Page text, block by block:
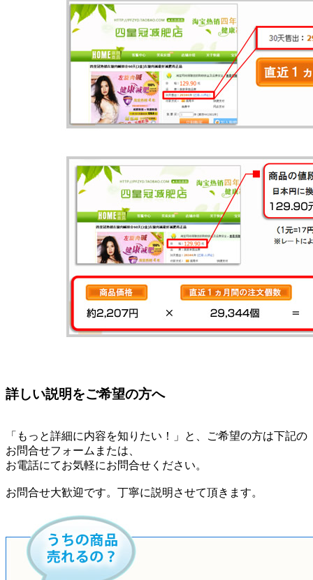
詳しい説明をご希望の方へ
「もっと詳細に内容を知りたい！」と、ご希望の方は下記の
お問合せフォームまたは、
お電話にてお気軽にお問合せください。
お問合せ大歓迎です。丁寧に説明させて頂きます。